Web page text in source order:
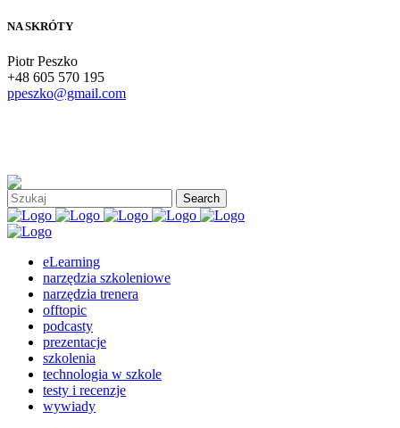
NA SKRÓTY
Piotr Peszko
+48 605 570 195
ppeszko@gmail.com
eLearning
narzędzia szkoleniowe
narzędzia trenera
offtopic
podcasty
prezentacje
szkolenia
technologia w szkole
testy i recenzje
wywiady